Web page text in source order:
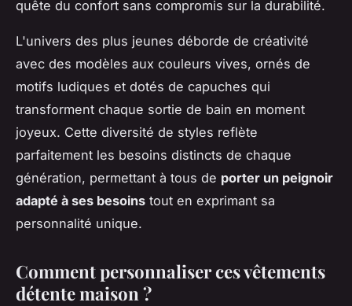
quête du confort sans compromis sur la durabilité.
L'univers des plus jeunes déborde de créativité
avec des modèles aux couleurs vives, ornés de
motifs ludiques et dotés de capuches qui
transforment chaque sortie de bain en moment
joyeux. Cette diversité de styles reflète
parfaitement les besoins distincts de chaque
génération, permettant à tous de porter un peignoir
adapté à ses besoins tout en exprimant sa
personnalité unique.
Comment personnaliser ces vêtements
détente maison ?